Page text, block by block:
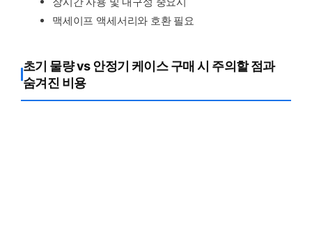
맥세이프 액세서리와 호환 필요
초기 물량 vs 안정기 케이스 구매 시 주의할 점과
숨겨진 비용